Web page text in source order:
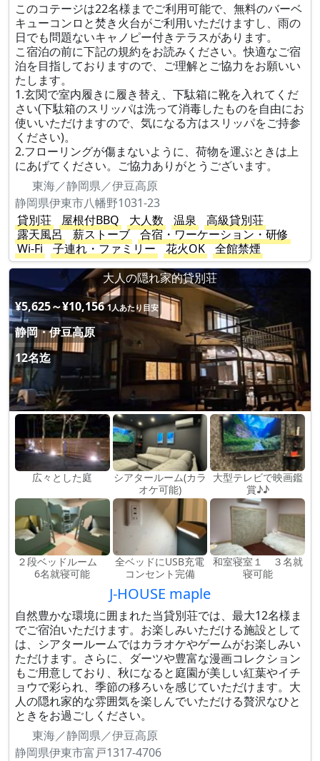
このコテージは22名様までご利用可能で、無料のバーベ
キューコンロと焚き火台がご利用いただけますし、雨の
日でも問題ないキャノピー付きテラスがあります。
こ宿泊の前に下記の規約をお読みください。快適なご宿
泊を目指しておりますので、ご理解とご協力をお願いい
たします。
1.玄関で室内履きに履き替え、下駄箱に靴を入れてくだ
さい(下駄箱のスリッパは洗って消毒したものを自由にお
使いいただけますので、気になる方はスリッパをご持参
ください)。
2.フローリングが傷まないように、荷物を運ぶときは上
にあげてください。ご協力ありがとうございます。
東海／静岡県／伊豆高原
静岡県伊東市八幡野1031-23
貸別荘
屋根付BBQ 大人数 温泉
高級貸別荘
露天風呂
薪ストーブ
合宿・ワーケーション・研修
Wi-Fi
子連れ・ファミリー 花火OK
全館禁煙
大人の隠れ家的貸別荘
¥5,625～¥10,156 1人あたり目安
静岡・伊豆高原
12名迄
広々とした庭
シアタールーム(カラ
オケ可能)
大型テレビで映画鑑
賞♪♪
２段ベッドルーム
6名就寝可能
全ベッドにUSB充電
コンセント完備
和室寝室１ ３名就
寝可能
J-HOUSE maple
自然豊かな環境に囲まれた当貸別荘では、最大12名様ま
でご宿泊いただけます。お楽しみいただける施設として
は、シアタールームではカラオケやゲームがお楽しみい
ただけます。さらに、ダーツや豊富な漫画コレクション
もご用意しており、秋になると庭園が美しい紅葉やイチ
ョウで彩られ、季節の移ろいを感じていただけます。大
人の隠れ家的な雰囲気を楽しんでいただける贅沢なひと
ときをお過ごしください。
東海／静岡県／伊豆高原
静岡県伊東市富戸1317-4706